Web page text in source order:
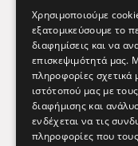
Χρησιμοποιούμε
εξατομικεύσουμε το
διαφημίσεις και να
επισκεψιμότητά μας.
πληροφορίες σχετικά
ιστότοπού μας με
διαφήμισης και
ενδέχεται να τις
πληροφορίες που